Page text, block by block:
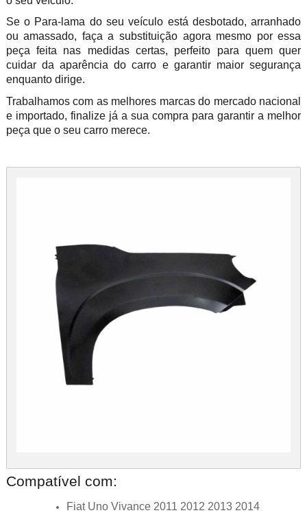
Se o Para-lama do seu veículo está desbotado, arranhado
ou amassado, faça a substituição agora mesmo por essa
peça feita nas medidas certas, perfeito para quem quer
cuidar da aparência do carro e garantir maior segurança
enquanto dirige.
Trabalhamos com as melhores marcas do mercado nacional
e importado, finalize já a sua compra para garantir a melhor
peça que o seu carro merece.
Compatível com:
Fiat Uno Vivance 2011 2012 2013 2014